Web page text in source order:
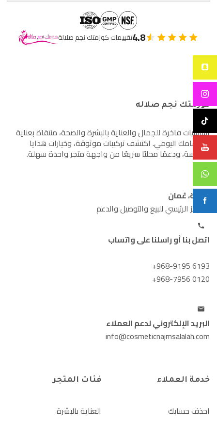
4.8تقييمات كوزمتك نجم صلالة
كوزمتك نجم صلاله
أساسيات فاخرة للجمال والعناية بالبشرة والصحة، منتقاة بعناية
لاهتمامك اليومي. اكتشف تركيبات موثوقة، وخيارات هدايا
مدروسة، ودعمًا محليًا سريعًا من واجهة متجر واحدة سهلة.
صلالة، عُمان
المركز الرئيسي للبيع والتوصيل والدعم
اتصل بنا أو راسلنا على واتساب
+968-9195 6193
+968-7956 0120
البريد الإلكتروني لدعم العملاء
info@cosmeticnajmsalalah.com
خدمة العملاء
احذف حسابك
فئات المتجر
العناية بالبشرة